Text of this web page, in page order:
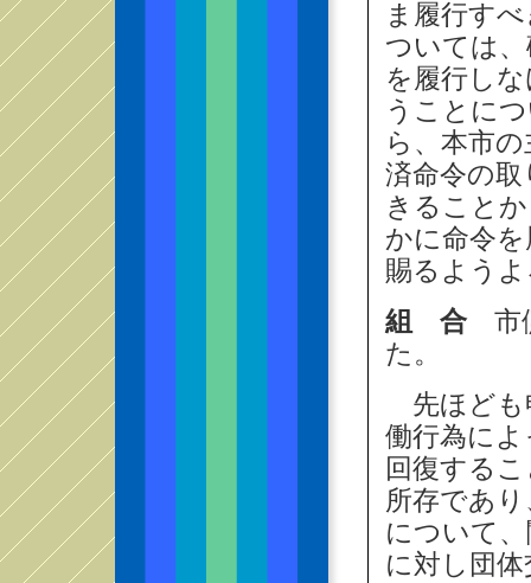
ま履行す
ついては
を履行し
うことに
ら、本市
済命令の
きること
かに命令
賜るよう
組 合市
た。
先ほども
働行為に
回復する
所存であ
について
に対し団